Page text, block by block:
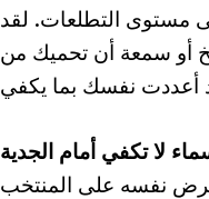
مستوى التطلعات. لقد
أو سمعة أن تحميك من
لا تكفي أمام الجدية
نفسه على المنتخب